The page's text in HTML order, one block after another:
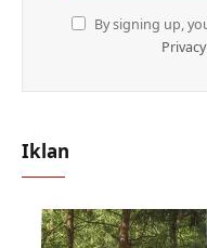
By signing up,
Iklan